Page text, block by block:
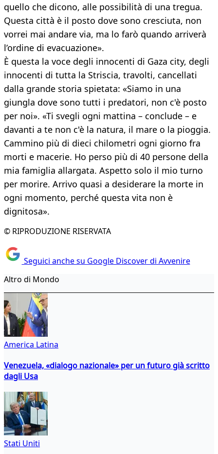
quello che dicono, alle possibilità di una tregua.
Questa città è il posto dove sono cresciuta, non
vorrei mai andare via, ma lo farò quando arriverà
l’ordine di evacuazione».
È questa la voce degli innocenti di Gaza city, degli
innocenti di tutta la Striscia, travolti, cancellati
dalla grande storia spietata: «Siamo in una
giungla dove sono tutti i predatori, non c'è posto
per noi». «Ti svegli ogni mattina – conclude – e
davanti a te non c'è la natura, il mare o la pioggia.
Cammino più di dieci chilometri ogni giorno fra
morti e macerie. Ho perso più di 40 persone della
mia famiglia allargata. Aspetto solo il mio turno
per morire. Arrivo quasi a desiderare la morte in
ogni momento, perché questa vita non è
dignitosa».
© RIPRODUZIONE RISERVATA
Seguici anche su Google Discover di Avvenire
Altro di Mondo
America Latina
Venezuela, «dialogo nazionale» per un futuro già scritto
dagli Usa
Stati Uniti